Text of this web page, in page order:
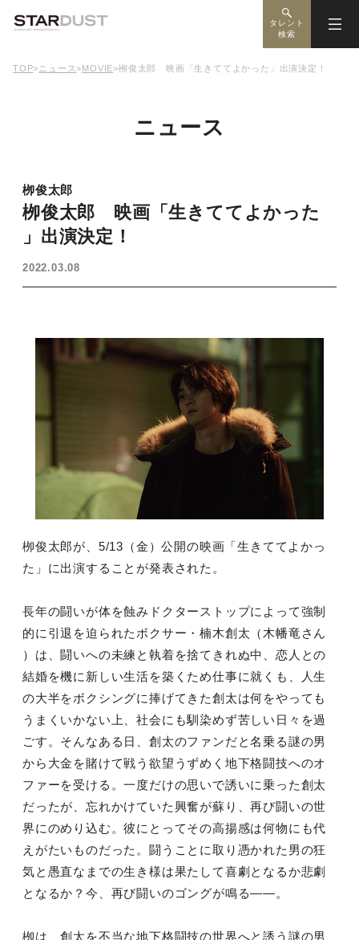
タレント
検索
TOP> ニュース>MOVIE>栁俊太郎 映画「生きててよかった」出演決定！
ニュース
栁俊太郎
栁俊太郎 映画「生きててよかった
」出演決定！
2022.03.08
栁俊太郎が、5/13（金）公開の映画「生きててよかっ
た」に出演することが発表された。
長年の闘いが体を蝕みドクターストップによって強制
的に引退を迫られたボクサー・楠木創太（木幡竜さん
）は、闘いへの未練と執着を捨てきれぬ中、恋人との
結婚を機に新しい生活を築くため仕事に就くも、人生
の大半をボクシングに捧げてきた創太は何をやっても
うまくいかない上、社会にも馴染めず苦しい日々を過
ごす。そんなある日、創太のファンだと名乗る謎の男
から大金を賭けて戦う欲望うずめく地下格闘技へのオ
ファーを受ける。一度だけの思いで誘いに乗った創太
だったが、忘れかけていた興奮が蘇り、再び闘いの世
界にのめり込む。彼にとってその高揚感は何物にも代
えがたいものだった。闘うことに取り憑かれた男の狂
気と愚直なまでの生き様は果たして喜劇となるか悲劇
となるか？今、再び闘いのゴングが鳴る――。
栁は、創太を不当な地下格闘技の世界へと誘う謎の男